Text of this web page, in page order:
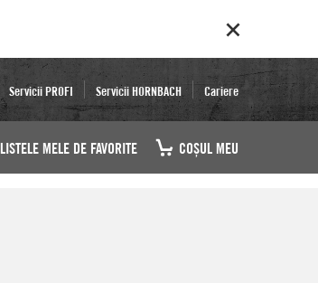
Servicii PROFI Servicii HORNBACH Cariere
LISTELE MELE DE FAVORITE COŞUL MEU